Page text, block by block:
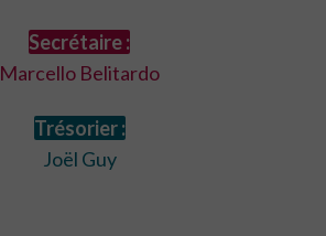
Secrétaire :
Marcello Belitardo
Trésorier :
Joël Guy